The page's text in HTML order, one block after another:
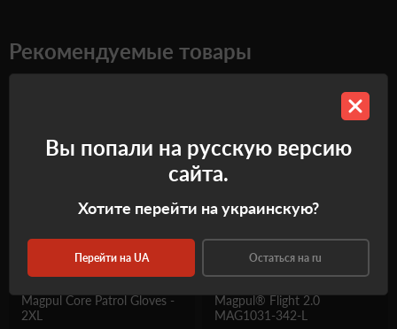
Рекомендуемые товары
Magpul Core Patrol Gloves -
2XL
Magpul® Flight 2.0
MAG1031-342-L
Вы попали на русскую версию
сайта.
Хотите перейти на украинскую?
Перейти на UA Остаться на ru